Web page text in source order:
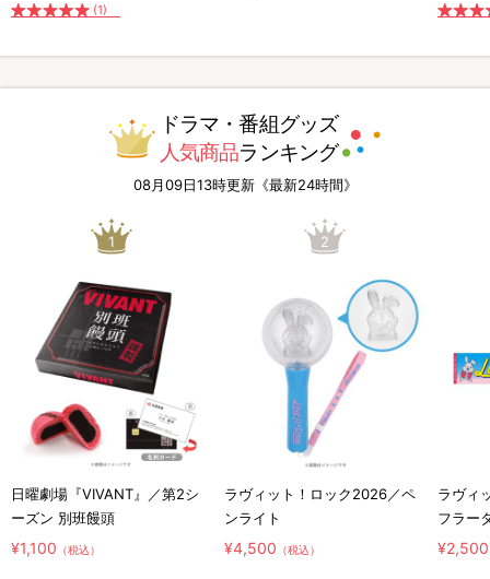
(1)
ドラマ・番組グッズ
人気商品ランキング
08月09日13時更新《最新24時間》
1
日曜劇場『VIVANT』／第2シ
ーズン 別班饅頭
¥1,100 （税込）
2
ラヴィット！ロック2026／ペ
ンライト
¥4,500 （税込）
ラヴィ
フラー
¥2,500